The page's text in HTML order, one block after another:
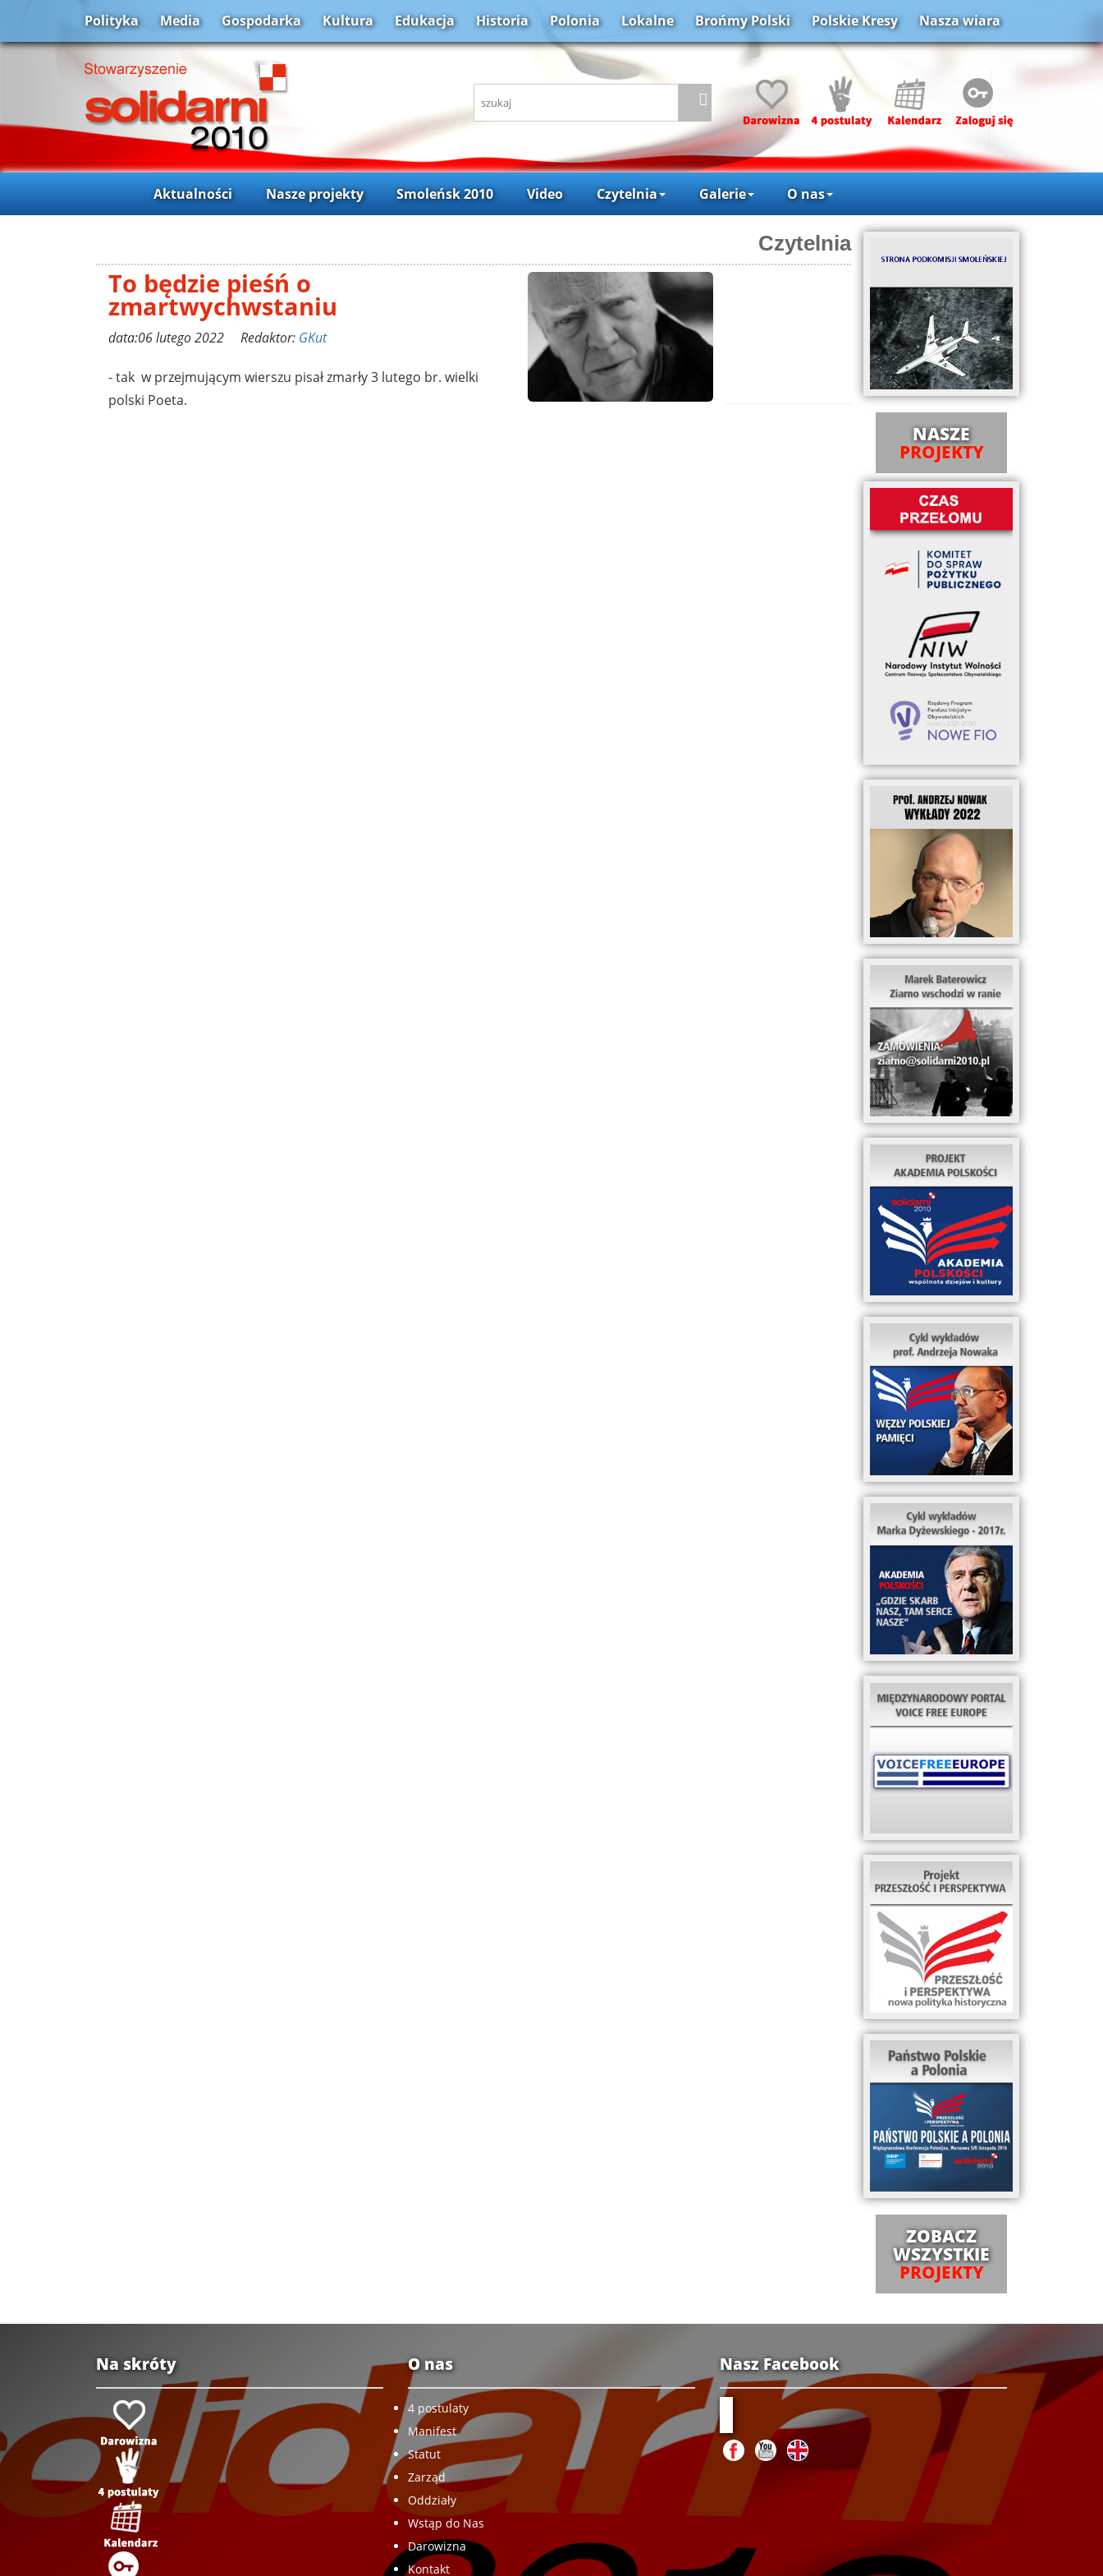
Polityka Media Gospodarka Kultura Edukacja Historia Polonia Lokalne Brońmy Polski Polskie Kresy Nasza wiara
Aktualności Nasze projekty Smoleńsk 2010 Video Czytelnia Galerie O nas
Czytelnia
To będzie pieśń o
zmartwychwstaniu
data:06 lutego 2022 Redaktor: GKut
- tak w przejmującym wierszu pisał zmarły 3 lutego br. wielki
polski Poeta.
NASZE
PROJEKTY
ZOBACZ
WSZYSTKIE
PROJEKTY
Na skróty O nas
4 postulaty
Manifest
Statut
Zarząd
Oddziały
Wstąp do Nas
Darowizna
Kontakt
Nasz Facebook